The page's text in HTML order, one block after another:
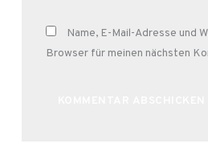
Name, E-Mail-Adresse und
Browser für meinen nächsten